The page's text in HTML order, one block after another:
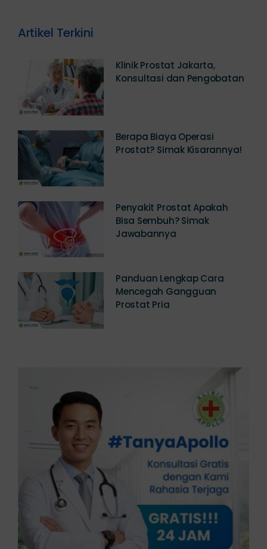
Klinik Prostat Jakarta,
Berapa Biaya Operasi
Penyakit Prostat Apakah
Bisa Sembuh? Simak
Panduan Lengkap Cara
Mencegah Gangguan